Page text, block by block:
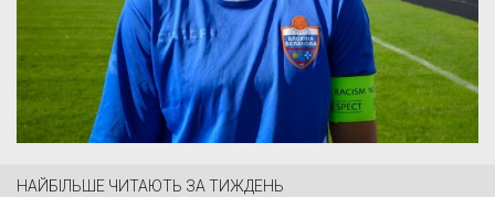
НАЙБІЛЬШЕ ЧИТАЮТЬ ЗА ТИЖДЕНЬ